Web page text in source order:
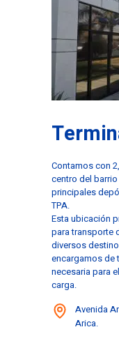
Contamos con
centro del
principales
TPA.
Esta ubicación
para transporte
diversos
encargamos de
necesaria para
carga.
Avenida
Arica.